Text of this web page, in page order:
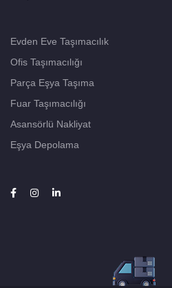
Evden Eve Taşımacılık
Ofis Taşımacılığı
Parça Eşya Taşıma
Fuar Taşımacılığı
Asansörlü Nakliyat
Eşya Depolama